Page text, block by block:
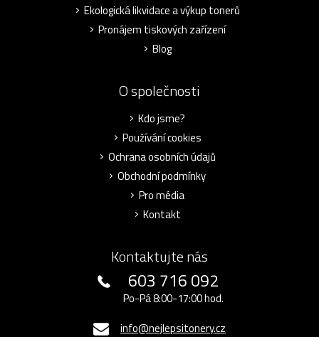
Ekologická likvidace a výkup tonerů
Pronájem tiskových zařízení
Blog
O společnosti
Kdo jsme?
Používání cookies
Ochrana osobních údajů
Obchodní podmínky
Pro média
Kontakt
Kontaktujte nás
603 716 092
Po-Pá 8:00-17:00 hod.
info@nejlepsitonery.cz